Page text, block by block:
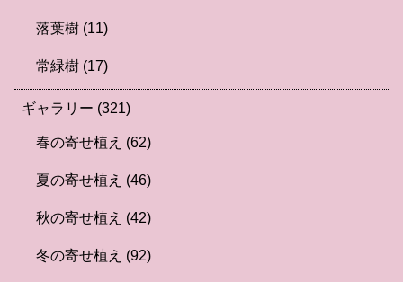
落葉樹 (11)
常緑樹 (17)
ギャラリー (321)
春の寄せ植え (62)
夏の寄せ植え (46)
秋の寄せ植え (42)
冬の寄せ植え (92)